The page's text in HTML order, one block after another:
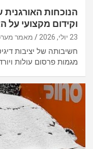
הנוכחות
וקידום מקצועי על
23 יולי, 2026 מאמר
חשיבותה של יציבות
מגמות פרסום עולות